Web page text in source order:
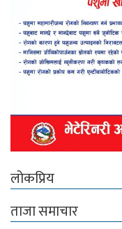
लोकप्रिय
ताजा समाचार